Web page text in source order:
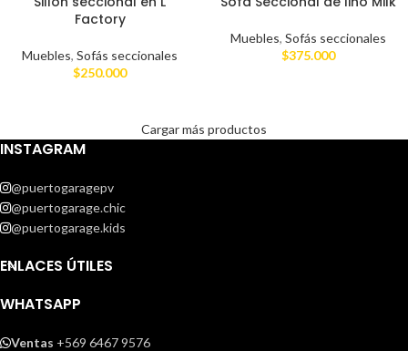
Factory
Muebles, Sofás seccionales
$250.000
Muebles, Sofás seccionales
$375.000
Cargar más productos
INSTAGRAM
@puertogaragepv
@puertogarage.chic
@puertogarage.kids
ENLACES ÚTILES
WHATSAPP
Ventas +569 6467 9576